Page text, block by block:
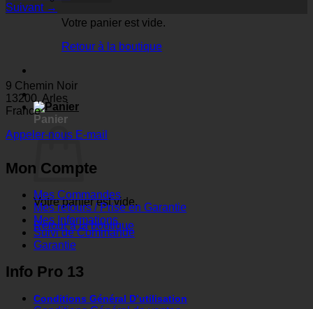
Votre panier est vide.
Retour à la boutique
Panier
Votre panier est vide.
Retour à la boutique
Suivant →
9 Chemin Noir
13200, Arles
France
Appeler-nous E-mail
Mon Compte
Mes Commandes
Mes retours / Prise en Garantie
Mes Informations
Suivi de Commande
Garantie
Info Pro 13
Conditions Général D’utilisation